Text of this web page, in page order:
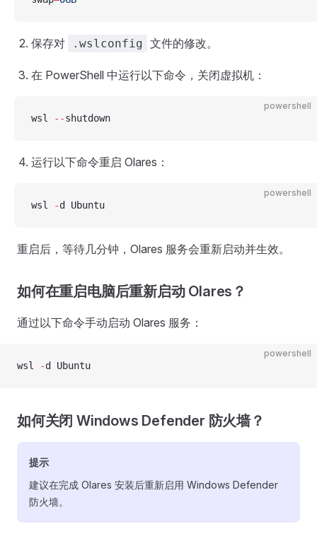
保存对 .wslconfig 文件的修改。
在 PowerShell 中运行以下命令，关闭虚拟机：
powershell
wsl --shutdown
运行以下命令重启 Olares：
powershell
wsl -d Ubuntu
重启后，等待几分钟，Olares 服务会重新启动并生效。
如何在重启电脑后重新启动 Olares？
通过以下命令手动启动 Olares 服务：
powershell
wsl -d Ubuntu
如何关闭 Windows Defender 防火墙？
提示
建议在完成 Olares 安装后重新启用 Windows Defender
防火墙。